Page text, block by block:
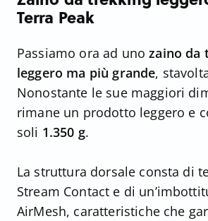
Terra Peak
Passiamo ora ad unozaino da
leggero ma più grande,
Nonostante le sue maggiori
rimane un prodotto leggero e
soli 1.350 g.
La struttura dorsale consta di
Stream Contact e di
AirMesh, caratteristiche che